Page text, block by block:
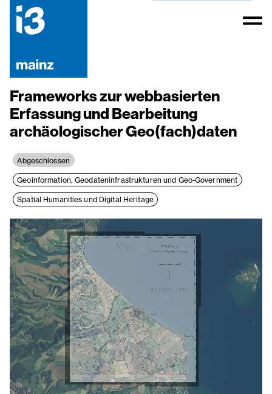
Frameworks zur webbasierten
Erfassung und Bearbeitung
archäologischer Geo(fach)daten
Abgeschlossen
Geoinformation, Geodateninfrastrukturen und Geo-Government
Spatial Humanities und Digital Heritage